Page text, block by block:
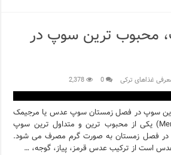
محبوب ترین سوپ در
غذاهای ترکی 0
2,378
سوپ در فصل زمستان سوپ عدس یا مرجیمک
چورباسی(Mercimek Çorbası) یکی از محبوب ترین و متداول ترین سوپ
در فصل زمستان به صورت گرم مصرف می شود.
است از ترکیب عدس قرمز، پیاز، گوجه، …